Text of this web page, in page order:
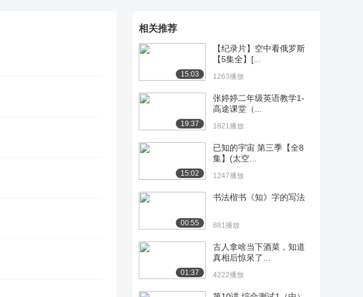
相关推荐
15:03
【纪录片】空中看俄罗斯
【5集全】[...
1263播放
19:37
张婷婷二年级英语教学1-
高途课堂（...
1821播放
15:02
已知的宇宙 第三季【全8
集】(太空...
1247播放
00:55
书法楷书《知》字的写法
881播放
01:37
古人拿啥当下酒菜，知道
真相后惊呆了...
4222播放